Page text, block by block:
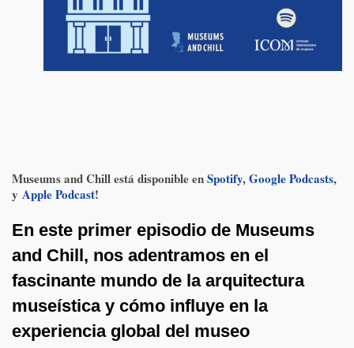
Museums and Chill está disponible enSpotify,Google Podcasts,
y Apple Podcast!
En este primer episodio de Museums
and Chill, nos adentramos en el
fascinante mundo de la arquitectura
museística y cómo influye en la
experiencia global del museo